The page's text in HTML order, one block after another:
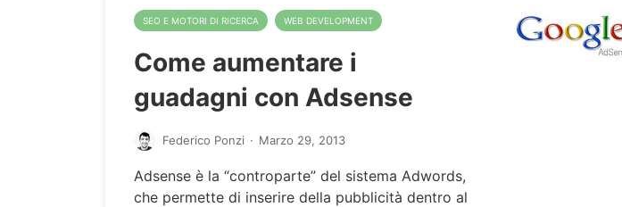
SEO E MOTORI DI RICERCA WEB DEVELOPMENT
Come aumentare i
guadagni con Adsense
Federico Ponzi · Marzo 29, 2013
Adsense è la “controparte” del sistema Adwords,
che permette di inserire della pubblicità dentro al